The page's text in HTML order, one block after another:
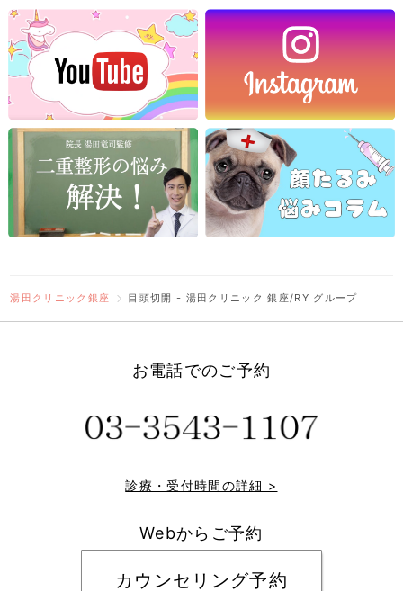
湯田クリニック銀座 目頭切開 - 湯田クリニック 銀座/RY グループ
お電話でのご予約
診療・受付時間の詳細 >
Webからご予約
カウンセリング予約